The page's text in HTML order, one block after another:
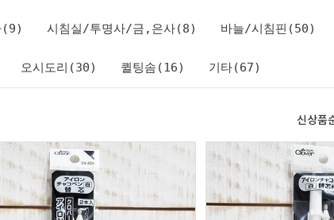
(9) 시침실/투명사/금,은사(8) 바늘/시침핀(50)
오시도리(30) 퀼팅솜(16) 기타(67)
신상품